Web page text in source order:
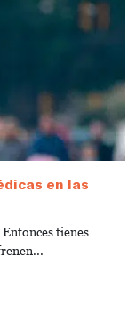
en las
tienes